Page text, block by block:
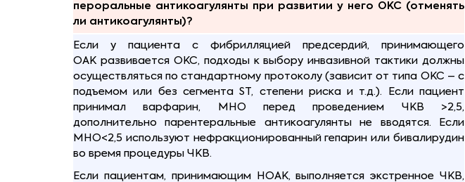
пероральные антикоагулянты при развитии у него ОКС (отменять
ли антикоагулянты)?
Если у пациента с фибрилляцией предсердий, принимающего
ОАК развивается ОКС, подходы к выбору инвазивной тактики должны
осуществляться по стандартному протоколу (зависит от типа ОКС – с
подъемом или без сегмента ST, степени риска и т.д.). Если пациент
принимал варфарин, МНО перед проведением ЧКВ >2,5,
дополнительно парентеральные антикоагулянты не вводятся. Если
МНО<2,5 используют нефракционированный гепарин или бивалирудин
во время процедуры ЧКВ.
Если пациентам, принимающим НОАК, выполняется экстренное ЧКВ,